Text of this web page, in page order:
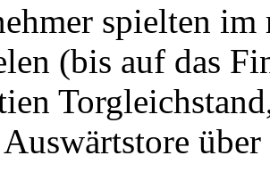
spielten
(bis auf das